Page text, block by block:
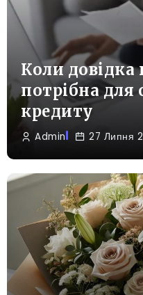
Коли довідка
потрібна
кредиту
Admin 27 Липня